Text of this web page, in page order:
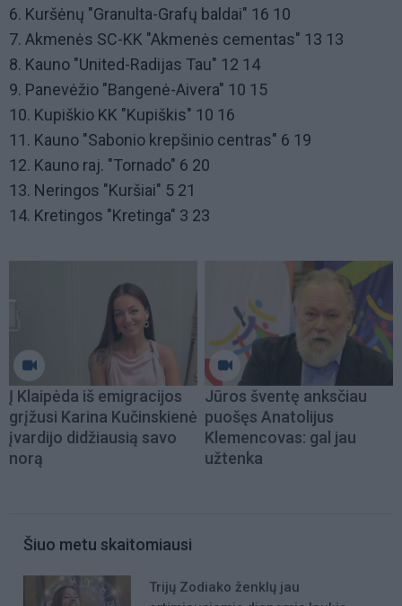
6. Kuršėnų "Granulta-Grafų baldai" 16 10
7. Akmenės SC-KK "Akmenės cementas" 13 13
8. Kauno "United-Radijas Tau" 12 14
9. Panevėžio "Bangenė-Aivera" 10 15
10. Kupiškio KK "Kupiškis" 10 16
11. Kauno "Sabonio krepšinio centras" 6 19
12. Kauno raj. "Tornado" 6 20
13. Neringos "Kuršiai" 5 21
14. Kretingos "Kretinga" 3 23
Į Klaipėda iš emigracijos
grįžusi Karina Kučinskienė
įvardijo didžiausią savo
norą
Jūros šventę anksčiau
puošęs Anatolijus
Klemencovas: gal jau
užtenka
Šiuo metu skaitomiausi
Trijų Zodiako ženklų jau